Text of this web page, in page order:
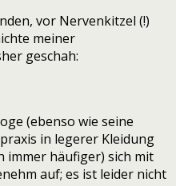
vor Nervenkitzel (!)
meiner
geschah:
(ebenso wie seine
in legerer Kleidung
immer häufiger) sich mit
auf; es ist leider nicht